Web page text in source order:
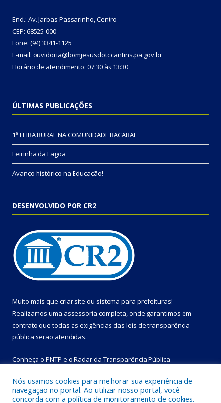
End.: Av. Jarbas Passarinho, Centro
CEP: 68525-000
Fone: (94) 3341-1125
E-mail: ouvidoria@bomjesusdotocantins.pa.gov.br
Horário de atendimento: 07:30 às 13:30
ÚLTIMAS PUBLICAÇÕES
1ª FEIRA RURAL NA COMUNIDADE BACABAL
Feirinha da Lagoa
Avanço histórico na Educação!
DESENVOLVIDO POR CR2
Muito mais que criar site ou sistema para prefeituras!
Realizamos uma assessoria completa, onde garantimos em
contrato que todas as exigências das leis de transparência
pública serão atendidas.
Conheça o PNTP e o Radar da Transparência Pública
Nós usamos cookies para melhorar sua experiência de
navegação no portal. Ao utilizar nosso portal, você
concorda com a política de monitoramento de cookies.